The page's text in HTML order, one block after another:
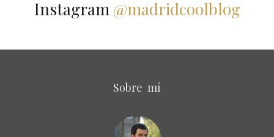
Instagram @madridcoolblog
Sobre mí